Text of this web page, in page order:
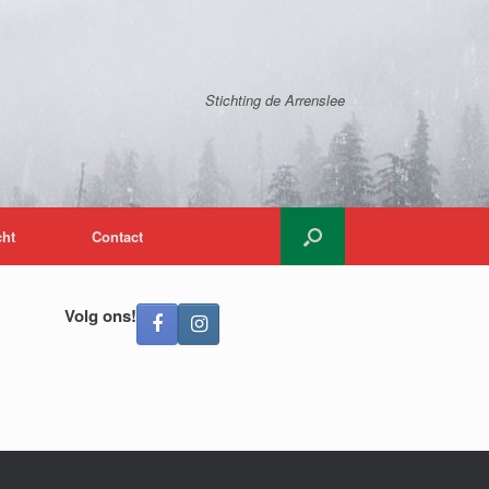
Stichting de Arrenslee
Contact
Volg ons!